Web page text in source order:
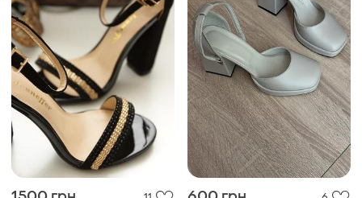
1500 грн
Чорні босоніжки з замша
еко із золотою смужкою
і ще 3
600 грн 6
700 грн -15%
Туфельки босоніжки
40